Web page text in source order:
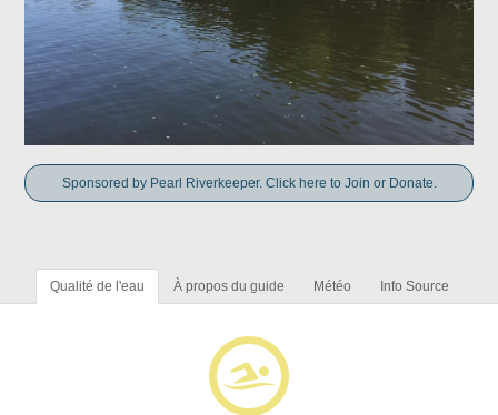
Sponsored by Pearl Riverkeeper. Click here to Join or Donate.
Qualité de l'eau À propos du guide Météo Info Source